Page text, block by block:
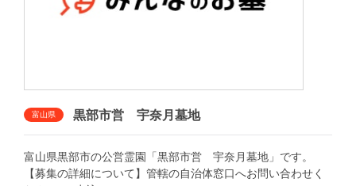
富山県 黒部市営 宇奈月墓地
富山県黒部市の公営霊園「黒部市営 宇奈月墓地」です。
【募集の詳細について】管轄の自治体窓口へお問い合わせく